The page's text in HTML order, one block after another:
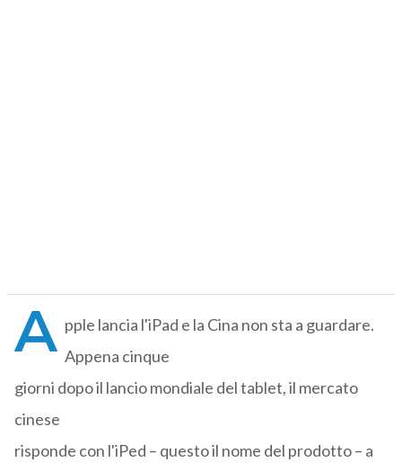
A pple lancia l'iPad e la Cina non sta a guardare.
Appena cinque
giorni dopo il lancio mondiale del tablet, il mercato
cinese
risponde con l'iPed – questo il nome del prodotto – a